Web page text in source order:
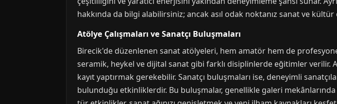
hakkında da bilgi alabilirsiniz; ancak asıl odak noktanız sanat ve kültür
Atölye Çalışmaları ve Sanatçı Buluşmaları
Birecik'de düzenlenen sanat atölyeleri, hem amatör hem de
seramik, heykel ve dijital sanat gibi farklı disiplinlerde eğitimler verilir.
kayıt yaptırmak gerekebilir. Sanatçı buluşmaları ise, deneyimli
bulunduğu etkinliklerdir. Bu buluşmalar, genellikle galeri